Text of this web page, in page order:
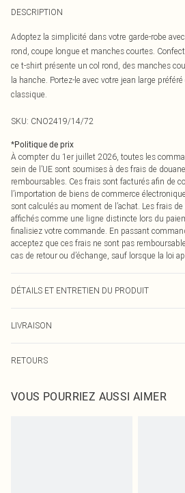
DESCRIPTION
Adoptez la simplicité dans votre garde-robe
rond, coupe longue et manches courtes.
ce t-shirt présente un col rond, des manches
la hanche. Portez-le avec votre jean large
classique.
SKU: CNO2419/14/72
*Politique de prix
À compter du 1er juillet 2026, toutes les
sein de l’UE sont soumises à des frais de
remboursables. Ces frais sont facturés afin de
l’importation de biens de commerce
sont calculés au moment de l’achat. Les frais
affichés comme une ligne distincte lors du
finalisiez votre commande. En passant
acceptez que ces frais ne sont pas
cas de retour ou d’échange, sauf lorsque la loi
DÉTAILS ET ENTRETIEN DU PRODUIT
couleur peut déteindre.
LIVRAISON
Livraison express France
Jusqu'à 2-3 jours ouvrables
RETOURS
pour nous retourner un article.
VOUS POURRIEZ AUSSI AIMER